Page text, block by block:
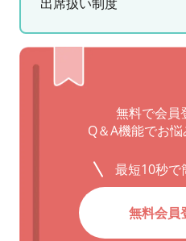
無料で会員
Q＆A機能でお
最短10秒で
無料会員